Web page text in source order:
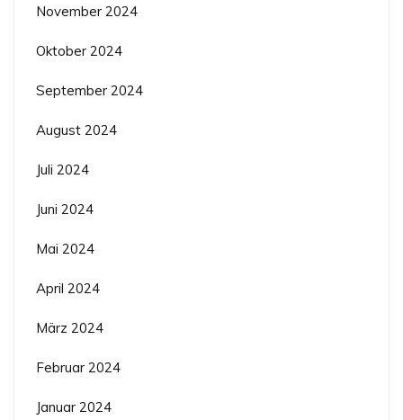
November 2024
Oktober 2024
September 2024
August 2024
Juli 2024
Juni 2024
Mai 2024
April 2024
März 2024
Februar 2024
Januar 2024